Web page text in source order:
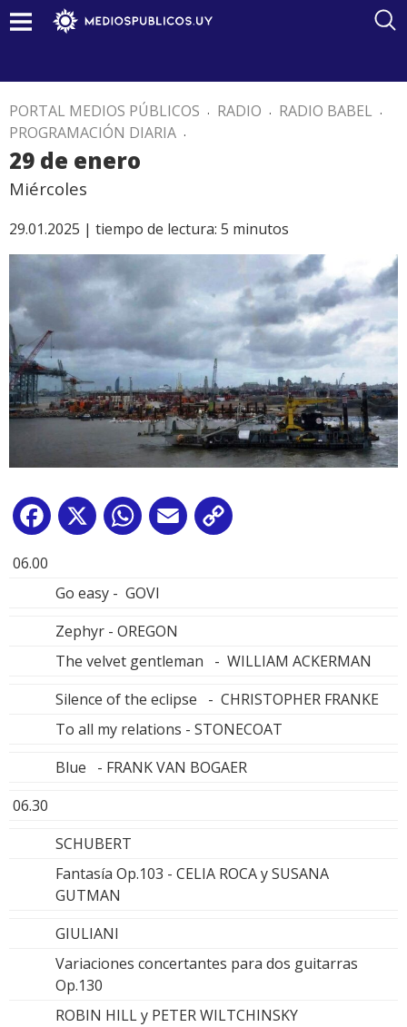
PORTAL MEDIOS PÚBLICOS . RADIO . RADIO BABEL .
PROGRAMACIÓN DIARIA .
29 de enero
Miércoles
29.01.2025 | tiempo de lectura: 5 minutos
Facebook
X WhatsApp
Email
06.00
Go easy - GOVI
Zephyr - OREGON
The velvet gentleman - WILLIAM ACKERMAN
Silence of the eclipse - CHRISTOPHER FRANKE
To all my relations - STONECOAT
Blue - FRANK VAN BOGAER
06.30
SCHUBERT
Fantasía Op.103 - CELIA ROCA y SUSANA
GUTMAN
GIULIANI
Variaciones concertantes para dos guitarras
Op.130
ROBIN HILL y PETER WILTCHINSKY